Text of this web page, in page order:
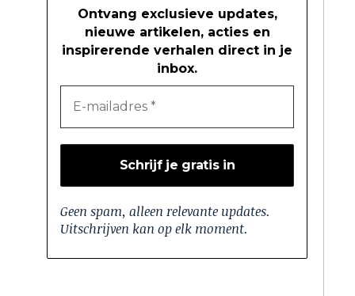
Ontvang exclusieve updates,
nieuwe artikelen, acties en
inspirerende verhalen direct in je
inbox.
Geen spam, alleen relevante updates.
Uitschrijven kan op elk moment.